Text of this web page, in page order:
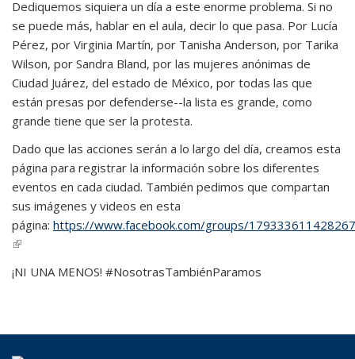
Dediquemos siquiera un día a este enorme problema. Si no
se puede más, hablar en el aula, decir lo que pasa. Por Lucía
Pérez, por Virginia Martín, por Tanisha Anderson, por Tarika
Wilson, por Sandra Bland, por las mujeres anónimas de
Ciudad Juárez, del estado de México, por todas las que
están presas por defenderse--la lista es grande, como
grande tiene que ser la protesta.
Dado que las acciones serán a lo largo del día, creamos esta
página para registrar la información sobre los diferentes
eventos en cada ciudad. También pedimos que compartan
sus imágenes y videos en esta
página: https://www.facebook.com/groups/
(link is external)
¡NI UNA MENOS! #NosotrasTambiénParamos